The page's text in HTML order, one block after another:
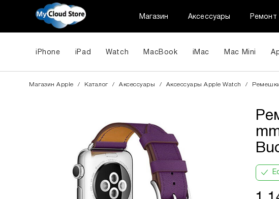
Магазин Аксессуары Ремонт
iPhone iPad Watch MacBook iMac Mac Mini
Магазин Apple / Каталог / Аксессуары / Aксессуары Apple Watch /